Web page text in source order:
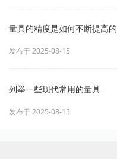
量具的精度是如何不断提高的
发布于 2025-08-15
列举一些现代常用的量具
发布于 2025-08-15